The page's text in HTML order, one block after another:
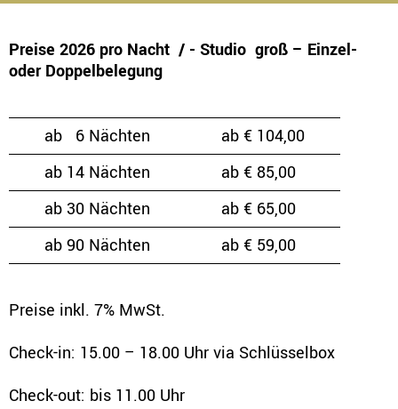
Preise 2026 pro Nacht / - Studio groß – Einzel-
oder Doppelbelegung
ab 6 Nächten
ab € 104,00
ab 14 Nächten
ab € 85,00
ab 30 Nächten
ab € 65,00
ab 90 Nächten
ab € 59,00
Preise inkl. 7% MwSt.
Check-in: 15.00 – 18.00 Uhr via Schlüsselbox
Check-out: bis 11.00 Uhr